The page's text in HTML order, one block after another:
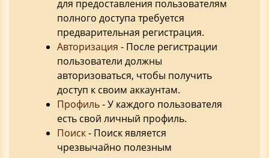
для предоставления пользователям
полного доступа требуется
предварительная регистрация.
Авторизация - После регистрации
пользователи должны
авторизоваться, чтобы получить
доступ к своим аккаунтам.
Профиль- У каждого пользователя
есть свой личный профиль.
Поиск- Поиск является
чрезвычайно полезным